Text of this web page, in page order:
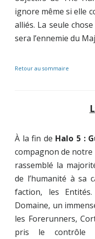
ignore même si elle
alliés. La seule
sera l’ennemie du
Retour au sommaire
À la fin de Halo 5 :
compagnon de notre
rassemblé la
de l’humanité à sa
faction, les
Domaine, un
les Forerunners,
pris le contrôle